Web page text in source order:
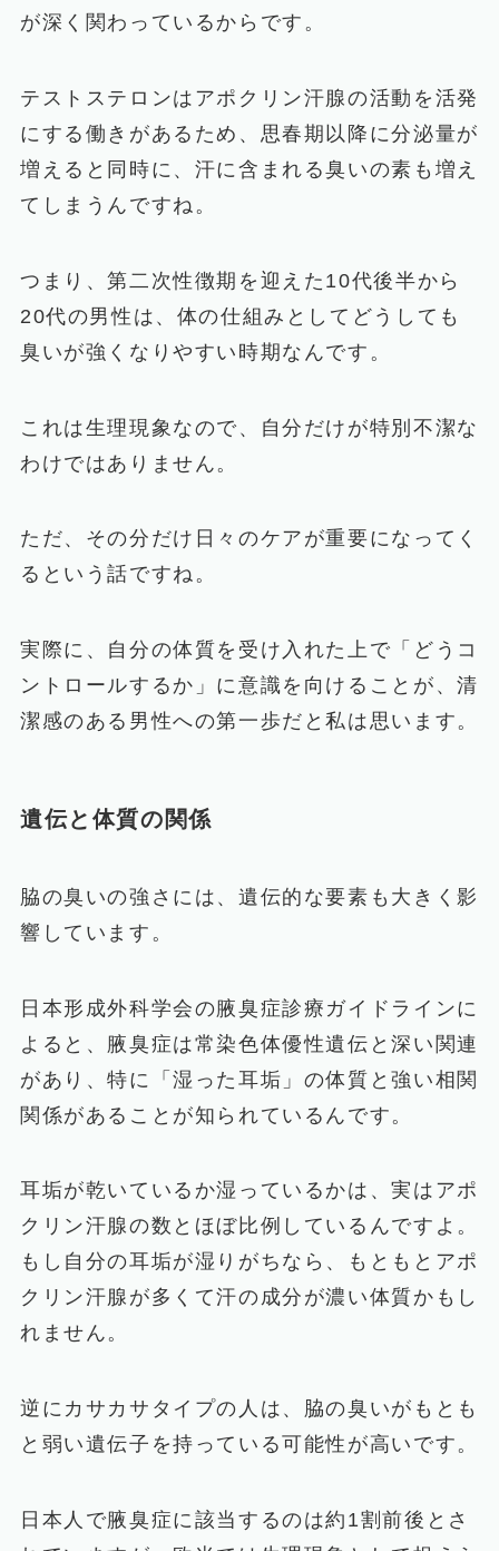
が深く関わっているからです。
テストステロンはアポクリン汗腺の活動を活発
にする働きがあるため、思春期以降に分泌量が
増えると同時に、汗に含まれる臭いの素も増え
てしまうんですね。
つまり、第二次性徴期を迎えた10代後半から
20代の男性は、体の仕組みとしてどうしても
臭いが強くなりやすい時期なんです。
これは生理現象なので、自分だけが特別不潔な
わけではありません。
ただ、その分だけ日々のケアが重要になってく
るという話ですね。
実際に、自分の体質を受け入れた上で「どうコ
ントロールするか」に意識を向けることが、清
潔感のある男性への第一歩だと私は思います。
遺伝と体質の関係
脇の臭いの強さには、遺伝的な要素も大きく影
響しています。
日本形成外科学会の腋臭症診療ガイドラインに
よると、腋臭症は常染色体優性遺伝と深い関連
があり、特に「湿った耳垢」の体質と強い相関
関係があることが知られているんです。
耳垢が乾いているか湿っているかは、実はアポ
クリン汗腺の数とほぼ比例しているんですよ。
もし自分の耳垢が湿りがちなら、もともとアポ
クリン汗腺が多くて汗の成分が濃い体質かもし
れません。
逆にカサカサタイプの人は、脇の臭いがもとも
と弱い遺伝子を持っている可能性が高いです。
日本人で腋臭症に該当するのは約1割前後とさ